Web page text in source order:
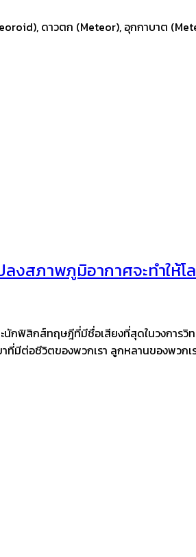
ดาวตก (Meteor), อุกกาบาต
สภาพภูมิอากาศจะทำให้โ
นักฟิสิกส์ทฤษฎีที่มีชื่อเสียงที่สุดในวงกา
ที่มีต่อชีวิตของพวกเรา ลูกหลานของพวกเ